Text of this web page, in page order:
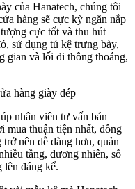
của Hanatech, chúng tôi
hàng sẽ cực kỳ ngăn nắp
cực tốt và thu hút
sử dụng tủ kệ trưng bày,
gian và lối đi thông thoáng,
nhân viên tư vấn bán
mua thuận tiện nhất, đồng
nên dễ dàng hơn, quản
tầng, đương nhiên, số
lên đáng kể.